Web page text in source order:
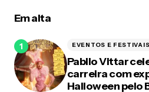
Em alta
Pabllo Vittar
carreira com
Halloween pelo
EVENTOS E FESTIVAIS